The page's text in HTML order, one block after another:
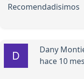
Recomendadisimos
Dany
hace 10